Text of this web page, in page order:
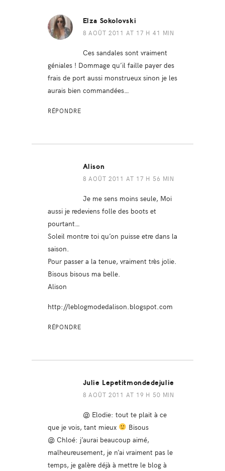
Elza Sokolovski
8 AOÛT 2011 AT 17 H 41 MIN
Ces sandales sont vraiment
géniales ! Dommage qu’il faille payer des
frais de port aussi monstrueux sinon je les
aurais bien commandées…
RÉPONDRE
Alison
8 AOÛT 2011 AT 17 H 56 MIN
Je me sens moins seule, Moi
aussi je redeviens folle des boots et
pourtant…
Soleil montre toi qu’on puisse etre dans la
saison.
Pour passer a la tenue, vraiment très jolie.
Bisous bisous ma belle.
Alison
http://leblogmodedalison.blogspot.com
RÉPONDRE
Julie Lepetitmondedejulie
8 AOÛT 2011 AT 19 H 50 MIN
@ Elodie: tout te plait à ce
que je vois, tant mieux
Bisous
@ Chloé: j’aurai beaucoup aimé,
malheureusement, je n’ai vraiment pas le
temps, je galère déjà à mettre le blog à